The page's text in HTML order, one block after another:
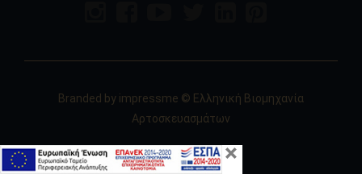
Branded by impressme © Ελληνική Βιομηχανία
Αρτοσκευασμάτων
×